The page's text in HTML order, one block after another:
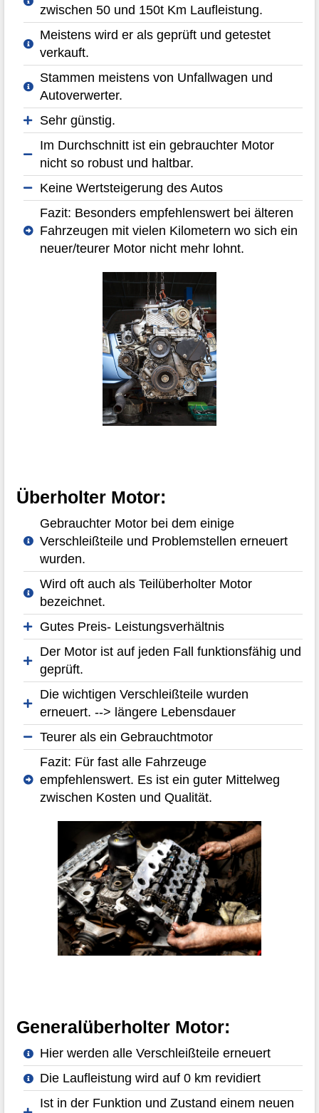
zwischen 50 und 150t Km Laufleistung.
Meistens wird er als geprüft und getestet
verkauft.
Stammen meistens von Unfallwagen und
Autoverwerter.
Sehr günstig.
Im Durchschnitt ist ein gebrauchter Motor
nicht so robust und haltbar.
Keine Wertsteigerung des Autos
Fazit: Besonders empfehlenswert bei älteren
Fahrzeugen mit vielen Kilometern wo sich ein
neuer/teurer Motor nicht mehr lohnt.
Überholter Motor:
Gebrauchter Motor bei dem einige
Verschleißteile und Problemstellen erneuert
wurden.
Wird oft auch als Teilüberholter Motor
bezeichnet.
Gutes Preis- Leistungsverhältnis
Der Motor ist auf jeden Fall funktionsfähig und
geprüft.
Die wichtigen Verschleißteile wurden
erneuert. --> längere Lebensdauer
Teurer als ein Gebrauchtmotor
Fazit: Für fast alle Fahrzeuge
empfehlenswert. Es ist ein guter Mittelweg
zwischen Kosten und Qualität.
Generalüberholter Motor:
Hier werden alle Verschleißteile erneuert
Die Laufleistung wird auf 0 km revidiert
Ist in der Funktion und Zustand einem neuen